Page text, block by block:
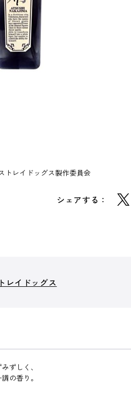
トレイドッグス製作委員会
シェアする：
レイドッグス
ずしく、
の香り。